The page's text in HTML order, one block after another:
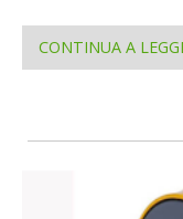
CONTINUA A